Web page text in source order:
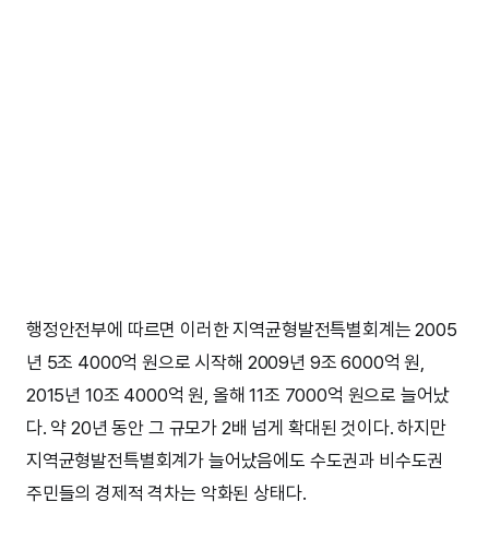
행정안전부에 따르면 이러한 지역균형발전특별회계는 2005
년 5조 4000억 원으로 시작해 2009년 9조 6000억 원,
2015년 10조 4000억 원, 올해 11조 7000억 원으로 늘어났
다. 약 20년 동안 그 규모가 2배 넘게 확대된 것이다. 하지만
지역균형발전특별회계가 늘어났음에도 수도권과 비수도권
주민들의 경제적 격차는 악화된 상태다.